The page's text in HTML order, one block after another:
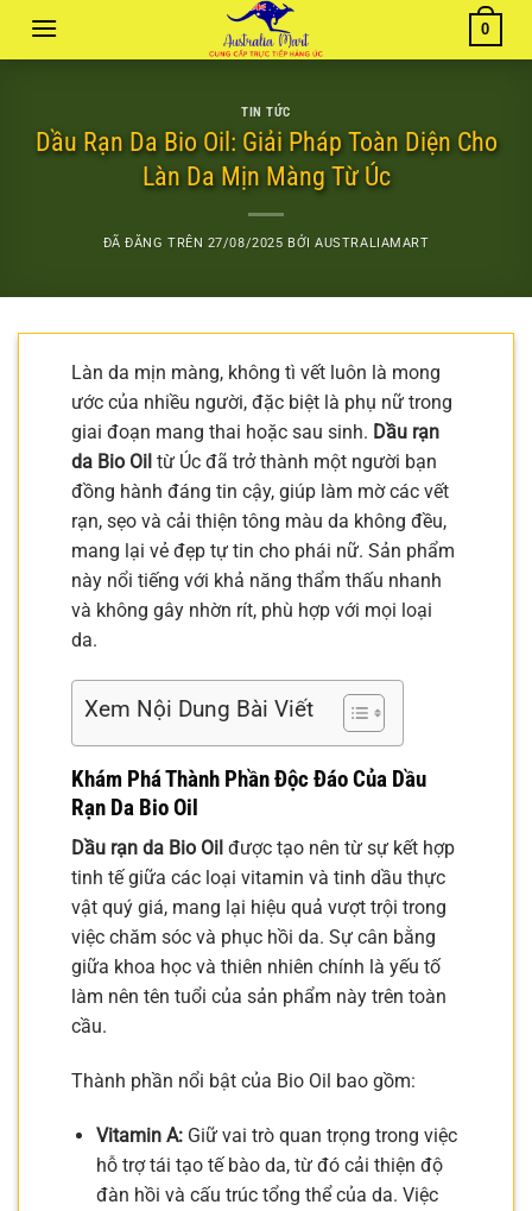
0
TIN TỨC
Dầu Rạn Da Bio Oil: Giải Pháp Toàn Diện Cho
Làn Da Mịn Màng Từ Úc
ĐÃ ĐĂNG TRÊN 27/08/2025 BỞIAUSTRALIAMART
Làn da mịn màng, không tì vết luôn là mong
ước của nhiều người, đặc biệt là phụ nữ trong
giai đoạn mang thai hoặc sau sinh. Dầu rạn
da Bio Oil từ Úc đã trở thành một người bạn
đồng hành đáng tin cậy, giúp làm mờ các vết
rạn, sẹo và cải thiện tông màu da không đều,
mang lại vẻ đẹp tự tin cho phái nữ. Sản phẩm
này nổi tiếng với khả năng thẩm thấu nhanh
và không gây nhờn rít, phù hợp với mọi loại
da.
Xem Nội Dung Bài Viết
Khám Phá Thành Phần Độc Đáo Của Dầu
Rạn Da Bio Oil
Dầu rạn da Bio Oil được tạo nên từ sự kết hợp
tinh tế giữa các loại vitamin và tinh dầu thực
vật quý giá, mang lại hiệu quả vượt trội trong
việc chăm sóc và phục hồi da. Sự cân bằng
giữa khoa học và thiên nhiên chính là yếu tố
làm nên tên tuổi của sản phẩm này trên toàn
cầu.
Thành phần nổi bật của Bio Oil bao gồm:
Vitamin A:Giữ vai trò quan trọng trong việc
hỗ trợ tái tạo tế bào da, từ đó cải thiện độ
đàn hồi và cấu trúc tổng thể của da. Việc